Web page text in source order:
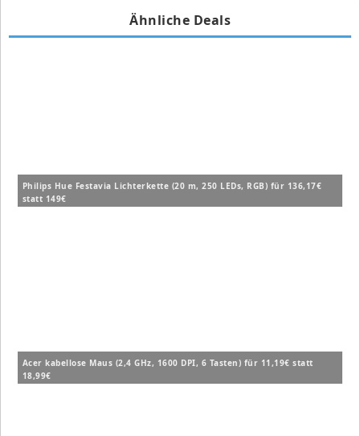
Ähnliche Deals
Philips Hue Festavia Lichterkette (20 m, 250 LEDs, RGB) für 136,17€
statt 149€
Acer kabellose Maus (2,4 GHz, 1600 DPI, 6 Tasten) für 11,19€ statt
18,99€